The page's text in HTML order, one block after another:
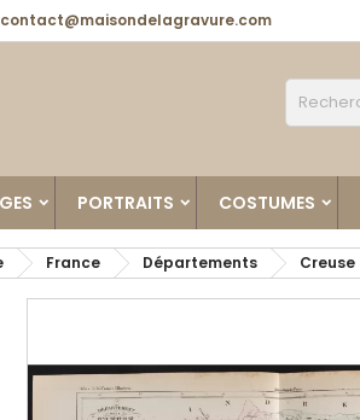
contact@maisondelagravure.com
PORTRAITS COSTUMES
France Départements Creuse